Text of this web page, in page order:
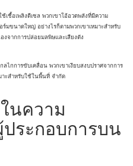
ชื้อเพลิงดีเซล พวกเขาโอ้อวดพลังที่มีความ
มขนาดใหญ่ อย่างไรก็ตามพวกเขาเหมาะสำหรับ
งจากการปล่อยมลพิษและเสียงดัง
ลไกการขับเคลื่อน พวกเขาเงียบสงบปราศจากการ
ะสำหรับใช้ในพื้นที่ จำกัด
นความ
ระกอบการบน